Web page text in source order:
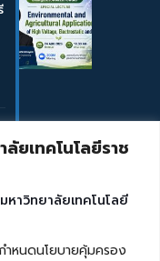
ยเทคโนโลยีราช
าวิทยาลัยเทคโนโลยี
นดนโยบายคุ้มครอง